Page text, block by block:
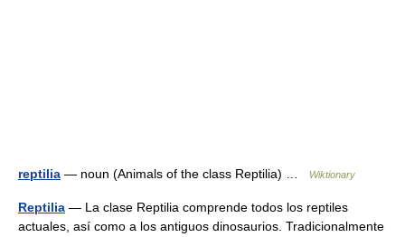
reptilia — noun (Animals of the class Reptilia) … Wiktionary
Reptilia — La clase Reptilia comprende todos los reptiles
actuales, así como a los antiguos dinosaurios. Tradicionalmente